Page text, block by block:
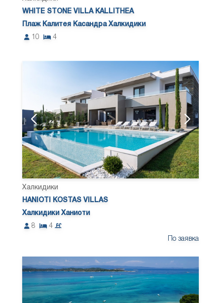
WHITE STONE VILLA KALLITHEA
Плаж Калитея Касандра Халкидики
10
4
Халкидики
HANIOTI KOSTAS VILLAS
Халкидики Ханиоти
8
4
По заявка